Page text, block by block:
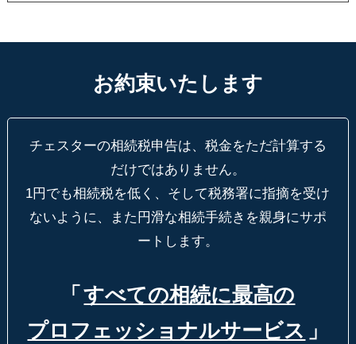
お約束いたします
チェスターの相続税申告は、税金をただ計算する
だけではありません。
1円でも相続税を低く、そして税務署に指摘を受け
ないように、
また円滑な相続手続きを親身にサポ
ートします。
「 すべての相続に最高の
プロフェッショナルサービス 」